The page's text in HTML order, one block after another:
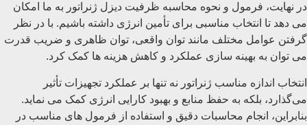
در نهایت، فرمول و نحوه محاسبه ظرفیت دیزل ژنراتور به ما امکان
می ‌دهد تا انتخاب مناسبی برای تأمین انرژی داشته باشیم. با در نظر
گرفتن عوامل مختلف مانند توان واقعی، توان ظاهری و ضریب قدرت
می ‌توان به بهینه ‌سازی عملکرد و کاهش هزینه ‌ها کمک کرد.
انتخاب اندازه مناسب ژنراتور نه تنها بر عملکرد تجهیزات تأثیر
می‌گذارد، بلکه به حفظ منابع و بهبود کارایی انرژی کمک می نماید.
بنابراین، انجام محاسبات دقیق و استفاده از فرمول ‌های مناسب در